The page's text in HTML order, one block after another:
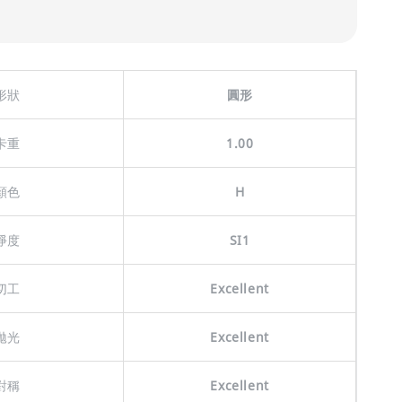
狀 圓形
重 1.00
色 H
度 SI1
工 Excellent
光 Excellent
稱 Excellent